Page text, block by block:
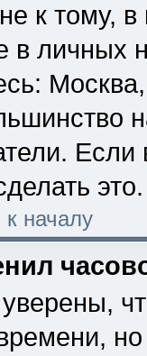
к тому,
в личных
это.
к началу